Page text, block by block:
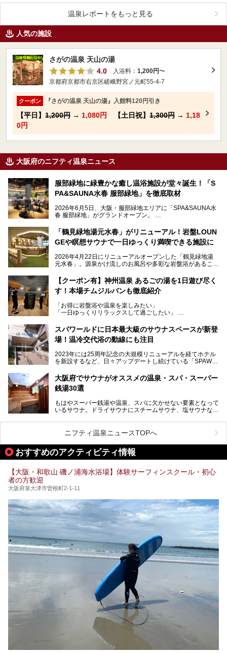
温泉レポートをもっと見る
人気の施設
さがの温泉 天山の湯
4.0
入浴料： 1,200円〜
京都府京都市右京区嵯峨野宮ノ元町55-4-7
クーポン 『さがの温泉 天山の湯』入館料120円引き
【平日】 1,200円 → 1,080円 【土日祝】 1,300円 → 1,18
0円
大阪府のニフティ温泉ニュース
服部緑地に緑豊かな癒し温浴施設が堂々誕生！「S
PA&SAUNA水春 服部緑地」を徹底取材
2026年6月5日、大阪・服部緑地エリアに「SPA&SAUNA水
春 服部緑地」がグランドオープン。
当初の計画から約5年の時を経て誕生した本施設は、温泉・
サウナ・岩盤浴・フィットネス・ラウンジ・レストランなど
を融合した、これまでの“水春”のイメージをさらに進化させ
今回はオープン前の内覧会に参加し、館内のこだわりポイン
サウナー注目の3種のサウナや160cmの深水風呂、没入感の
高い岩盤浴エリア、日本最大の台数を誇る最新AIフィットネ
スマシンなど、見どころ満載の館内を詳しくご紹介します。
「鶴見緑地湯元水春」がリニューアル！岩盤LOUN
GEや瞑想サウナで一日ゆっくり満喫できる施設に
2026年4月22日にリニューアルオープンした「鶴見緑地湯
元水春」。源泉かけ流しのお風呂や多彩な岩盤浴があること
に“一日中くつろげる場所”としてパワーアップしています。
今回のリニューアルでは、新たに登場した瞑想サウナをはじ
見どころが盛りだくさん。日常の疲れを癒やしたい方はもち
ろん、休日にゆったり過ごしたい方にもぴったりの内容とな
本記事では、そんなリニューアル後の注目ポイントを詳しく
紹介します。これから「鶴見緑地湯元水春」に訪れる方や、
い。
【クーポン有】神州温泉 あるごの湯を1日遊び尽く
す！本場チムジルバンも徹底紹介
「お得に岩盤浴や温泉を楽しみたい」
「一日ゆっくりリラックスして過ごしたい」
利用できる「神州温泉 あるごの湯」です。
あるごの湯は、大阪府豊中市にある日帰り温浴施設で、阪急
チムジルバン（岩盤浴）を中心に、発汗・リラックス・漫画
タイムまで満喫できる長時間滞在型の施設なので、一日中ゆ
る迫力ある熱波パフォーマンスも毎日行われており、“とと
のう”体験をしっかり楽しめるのもポイントです。
ケやボウリングといった遊び場もあり、友人同士やカップル
で“遊び+癒し”の一日を過ごすのにもぴったり。
処にいたるまで魅力をたっぷり堪能してきたので、その全容
スパワールドに日本最大級のサウナスペースが新登
場！温冷交代浴の動線にも注目
2023年には25周年記念の大規模リニューアルを経てホテル
を新設するなど、日々アップデートし続けている「SPAWO
そんなスパワールドが2025年11月15日（土）に、新たな浴
室や日本最大級140人収容の大規模サウナを携えてリニュー
アルオープン！浴室である4F・6Fそれぞれにリニューアル
大規模リニューアルの全容を確認すべく、リニューアルプレ
オープンイベントに行ってきました！今回はそのリニューア
大阪府でサウナがオススメの温泉・スパ・スーパー
銭湯30選
もはやスーパー銭湯や温泉、スパに欠かせない要素となって
いるサウナ。ドライサウナにスチームサウナ、塩サウナな
ペース、ロウリュウなど、心ゆくまで楽しむためのサービス
が充実した施設も多くみられます。
今回はそんなサウナにこだわった、大阪府内のオススメ温
泉・銭湯・スパを30件紹介したいと思います！
ニフティ温泉ニュースTOPへ
おすすめのアクティビティ情報
【大阪・和歌山 磯ノ浦海水浴場】体験サーフィンスクール・初心
者の方歓迎
大阪府泉大津市曽根町2-1-11